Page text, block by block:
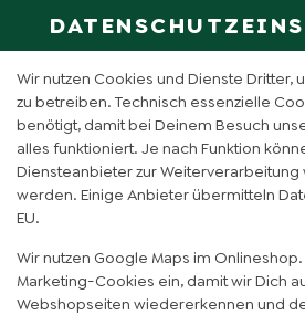
Wir nutzen Cookies und Dienste Dritter,
zu betreiben. Technisch essenzielle
benötigt, damit bei Deinem Besuch
alles funktioniert. Je nach Funktion
Diensteanbieter zur
werden. Einige Anbieter übermitteln
EU.
Wir nutzen Google Maps im
Marketing-Cookies ein, damit wir Dich
Webshopseiten wiedererkennen und
HIBISKUS
ICED TEA